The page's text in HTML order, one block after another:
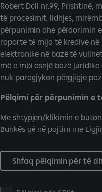
Robert Doll nr.99, Prishtinë,
të procesimit, lidhjes,
përpunimin dhe përdorimin
raporte të mija të kredive në
elektronike në bazë të
më e mbi asnjë bazë
nuk paragjykon përgjigje
Pëlqimi për përpunimin e
Me shtypjen/klikimin e
Bankës që në pajtim me
Shfaq pëlqimin për të